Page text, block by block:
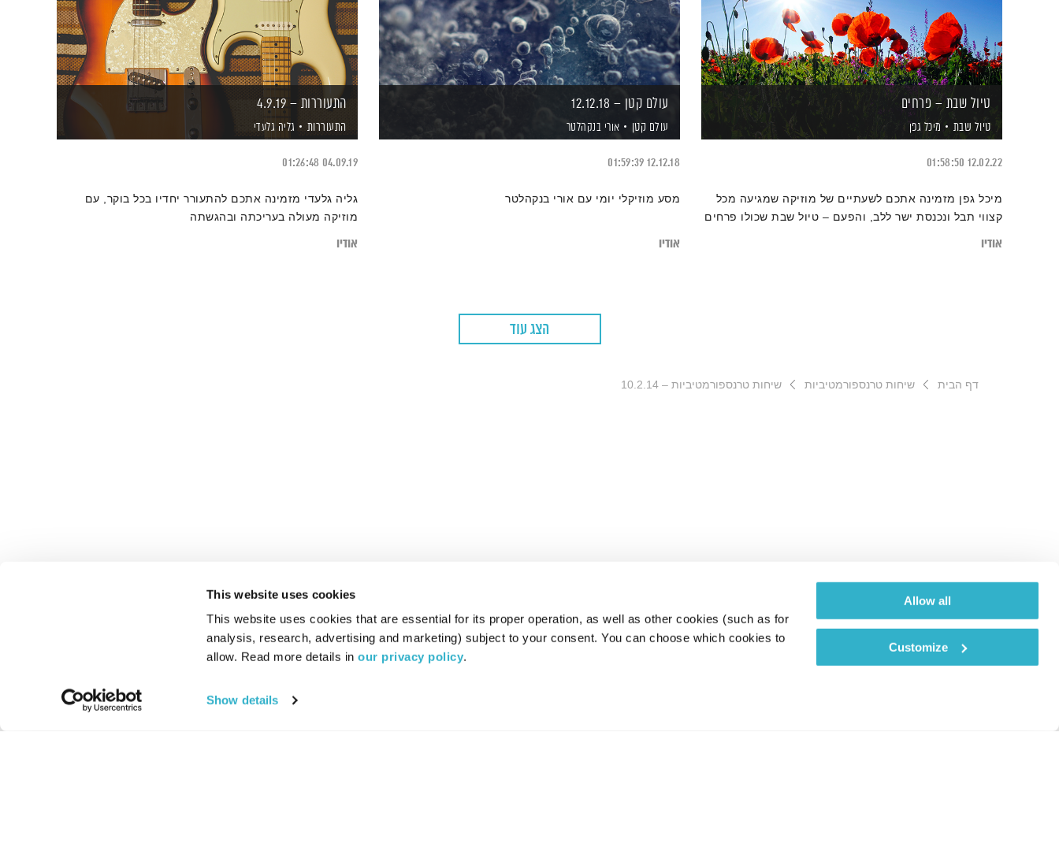
This website uses cookies
This website uses cookies that are essential for its proper operation, as well as other cookies (such as for
analysis, research, advertising and marketing) subject to your consent. You can choose which cookies to
allow. Read more details in our privacy policy.
Show details
Allow all
Customize
טיול שבת – פרחים
טיול שבת מיכל גפן
12.02.22
01:58:50
מיכל גפן מזמינה אתכם לשעתיים של מוזיקה שמגיעה מכל
קצווי תבל ונכנסת ישר ללב, והפעם – טיול שבת שכולו פרחים
אודיו
עולם קטן – 12.12.18
עולם קטן אורי בנקהלטר
12.12.18
01:59:39
מסע מוזיקלי יומי עם אורי בנקהלטר
אודיו
התעוררות – 4.9.19
התעוררות גליה גלעדי
04.09.19
01:26:48
גליה גלעדי מזמינה אתכם להתעורר יחדיו בכל בוקר, עם
מוזיקה מעולה בעריכתה ובהגשתה
אודיו
הצג עוד
דף הבית שיחות טרנספורמטיביות שיחות טרנספורמטיביות – 10.2.14